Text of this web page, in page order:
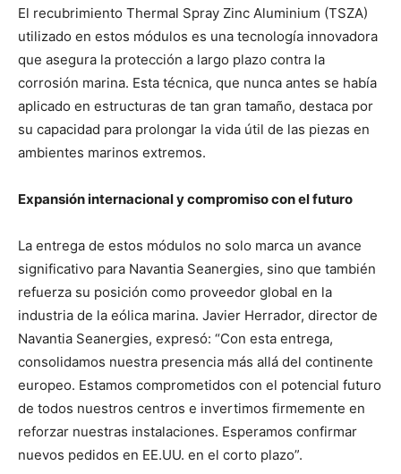
El recubrimiento Thermal Spray Zinc Aluminium (TSZA)
utilizado en estos módulos es una tecnología innovadora
que asegura la protección a largo plazo contra la
corrosión marina. Esta técnica, que nunca antes se había
aplicado en estructuras de tan gran tamaño, destaca por
su capacidad para prolongar la vida útil de las piezas en
ambientes marinos extremos.
Expansión internacional y compromiso con el futuro
La entrega de estos módulos no solo marca un avance
significativo para Navantia Seanergies, sino que también
refuerza su posición como proveedor global en la
industria de la eólica marina. Javier Herrador, director de
Navantia Seanergies, expresó: “Con esta entrega,
consolidamos nuestra presencia más allá del continente
europeo. Estamos comprometidos con el potencial futuro
de todos nuestros centros e invertimos firmemente en
reforzar nuestras instalaciones. Esperamos confirmar
nuevos pedidos en EE.UU. en el corto plazo”.